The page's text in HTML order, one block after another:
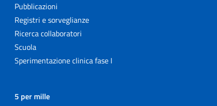
Pubblicazioni
Registri e sorveglianze
Ricerca collaboratori
Scuola
Sperimentazione clinica fase I
5 per mille